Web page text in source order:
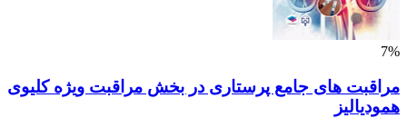
7%
مراقبت های جامع پرستاری در بخش مراقبت ویژه کلیوی
همودیالیز